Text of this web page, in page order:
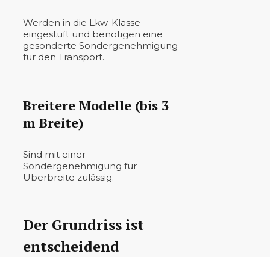
Werden in die Lkw-Klasse
eingestuft und benötigen eine
gesonderte Sondergenehmigung
für den Transport.
Breitere Modelle (bis 3
m Breite)
Sind mit einer
Sondergenehmigung für
Überbreite zulässig.
Der Grundriss ist
entscheidend